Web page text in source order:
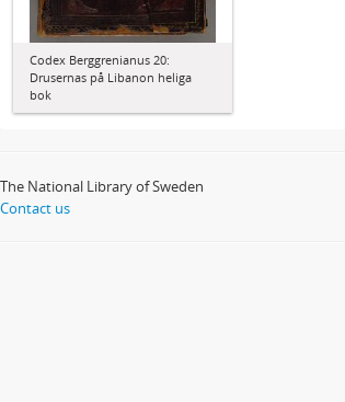
Codex Berggrenianus 20:
Drusernas på Libanon heliga
bok
The National Library of Sweden
Contact us